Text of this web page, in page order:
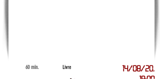
60 min. Livre
14/08/20,